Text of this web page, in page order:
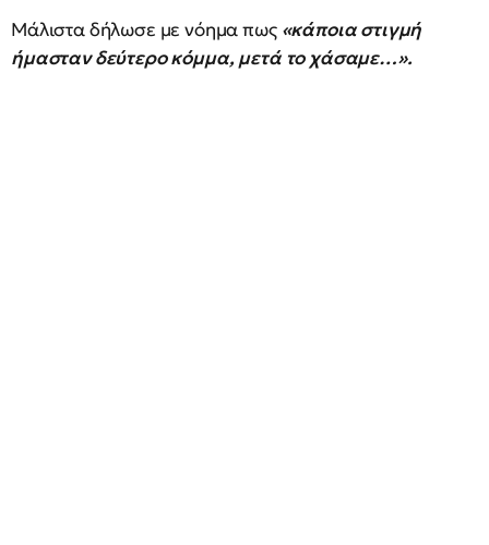
Μάλιστα δήλωσε με νόημα πως «κάποια στιγμή
ήμασταν δεύτερο κόμμα, μετά το χάσαμε…».